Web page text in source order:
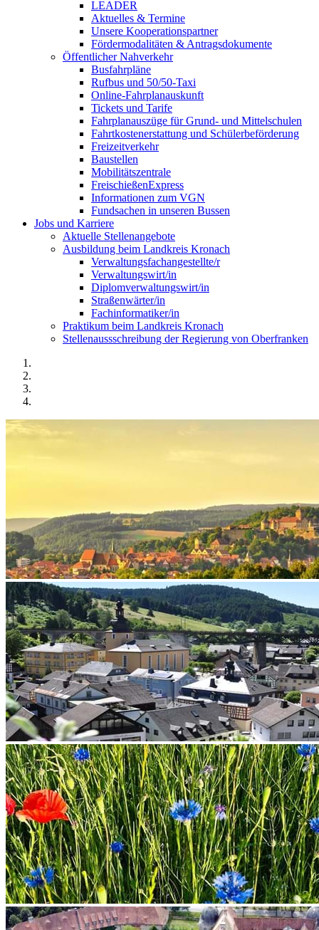
LEADER
Aktuelles & Termine
Unsere Kooperationspartner
Fördermodalitäten & Antragsdokumente
Öffentlicher Nahverkehr
Busfahrpläne
Rufbus und 50/50-Taxi
Online-Fahrplanauskunft
Tickets und Tarife
Fahrplanauszüge für Grund- und Mittelschulen
Fahrtkostenerstattung und Schülerbeförderung
Freizeitverkehr
Baustellen
Mobilitätszentrale
FreischießenExpress
Informationen zum VGN
Fundsachen in unseren Bussen
Jobs und Karriere
Aktuelle Stellenangebote
Ausbildung beim Landkreis Kronach
Verwaltungsfachangestellte/r
Verwaltungswirt/in
Diplomverwaltungswirt/in
Straßenwärter/in
Fachinformatiker/in
Praktikum beim Landkreis Kronach
Stellenaussschreibung der Regierung von Oberfranken